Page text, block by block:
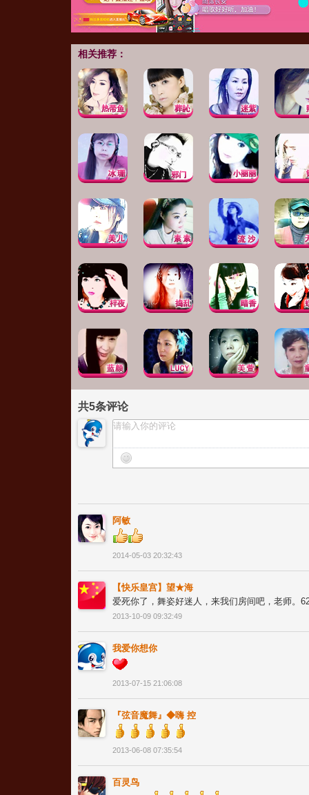
相关推荐：
共5条评论
阿敏
2014-05-03 20:32:43
【快乐皇宫】望★海
爱死你了，舞姿好迷人，来我们房间吧，老师。
2013-10-09 09:32:49
我爱你想你
2013-07-15 21:06:08
『弦音魔舞』◆嗨 控
2013-06-08 07:35:54
百灵鸟